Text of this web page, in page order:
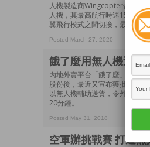
人機製造商Wingcopter合作，
人機，其最高航行時速150公里
翼飛行模式之間切換，最多可
Posted March 27, 2020
餓了麼用無人機送外
內地外賣平台「餓了麼」繼上
股份後，最近又宣布獲批外賣無
以無人機輔助送貨，令外賣需時
20分鐘。
Posted May 31, 2018
空軍辦挑戰賽 打造